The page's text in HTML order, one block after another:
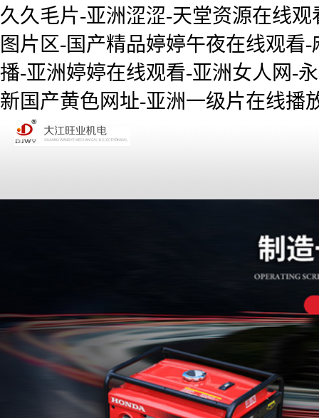
久久毛片-亚洲涩涩-天堂资源在线
图片区-国产精品婷婷午夜在线观看
播-亚洲婷婷在线观看-亚洲女人网-
新国产黄色网址-亚洲一级片在线播